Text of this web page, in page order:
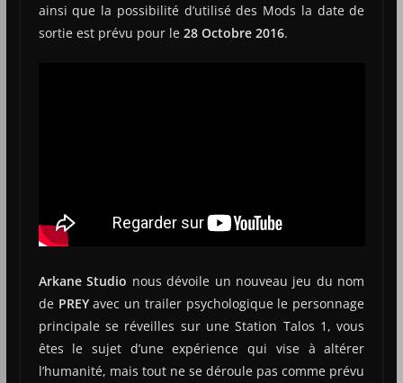
ainsi que la possibilité d’utilisé des Mods la date de
sortie est prévu pour le 28 Octobre 2016.
Arkane Studio nous dévoile un nouveau jeu du nom
de PREYavec un trailer psychologique le personnage
principale se réveilles sur une Station Talos 1, vous
êtes le sujet d’une expérience qui vise à altérer
l’humanité, mais tout ne se déroule pas comme prévu